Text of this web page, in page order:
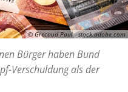
© Grecaud Paul - stock.adobe.com
Bürger haben Bund
Verschuldung als der